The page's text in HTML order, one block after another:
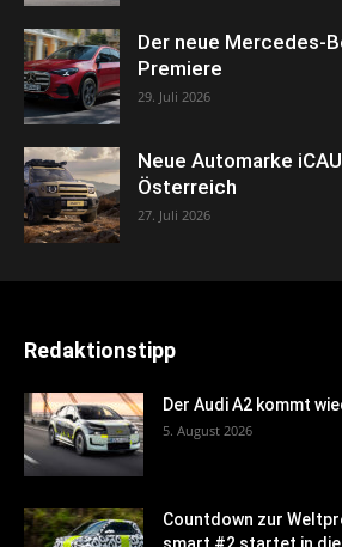
Der neue Mercedes-
Premiere
29. Juli 2026
Neue Automarke
Österreich
27. Juli 2026
Redaktionstipp
Der Audi A2 kommt
5. August 2026
Countdown zur